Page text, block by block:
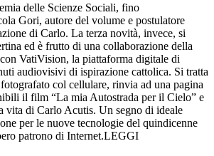
delle Scienze Sociali, fino
Gori, autore del volume e postulatore
di Carlo. La terza novità, invece, si
ed è frutto di una collaborazione della
VatiVision, la piattaforma digitale di
audiovisivi di ispirazione cattolica. Si tratta
col cellulare, rinvia ad una pagina
il film “La mia Autostrada per il Cielo” e
vita di Carlo Acutis. Un segno di ideale
per le nuove tecnologie del quindicenne
patrono di Internet.LEGGI